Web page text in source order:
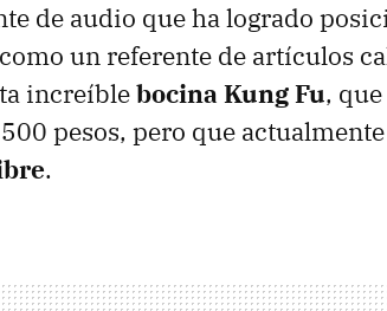
de audio que ha logrado
un referente de artículos
increíblebocina Kung Fu,
pesos, pero que
.